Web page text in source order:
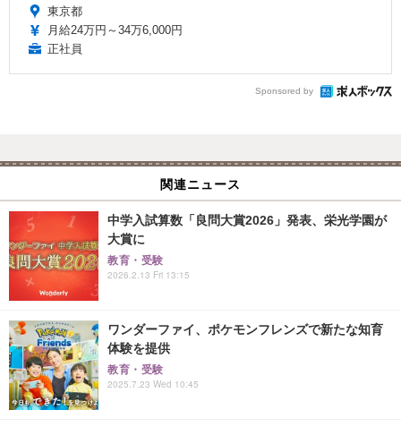
東京都
月給24万円～34万6,000円
正社員
Sponsored by
関連ニュース
中学入試算数「良問大賞2026」発表、栄光学園が
大賞に
教育・受験
2026.2.13 Fri 13:15
ワンダーファイ、ポケモンフレンズで新たな知育
体験を提供
教育・受験
2025.7.23 Wed 10:45